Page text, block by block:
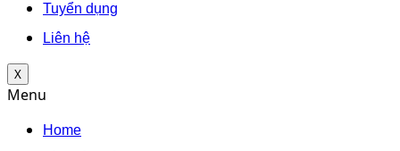
Tuyển dụng
Liên hệ
X
Menu
Home